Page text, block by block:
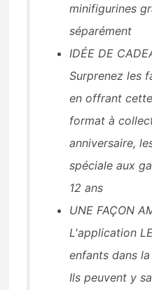
minifigurines
séparément
IDÉE DE
Surprenez les
en offrant
format à
anniversaire,
spéciale aux
12 ans
UNE FAÇON
L'application
enfants dans
Ils peuvent y